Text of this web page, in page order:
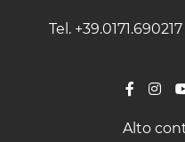
Tel.
Alto